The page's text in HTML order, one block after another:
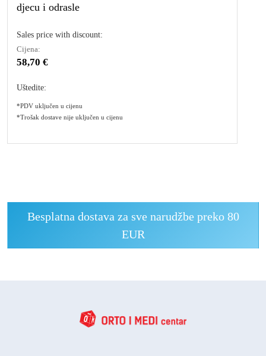
djecu i odrasle
Sales price with discount:
Cijena:
58,70 €
Uštedite:
*PDV uključen u cijenu
*Trošak dostave nije uključen u cijenu
Besplatna dostava za sve narudžbe preko 80
EUR